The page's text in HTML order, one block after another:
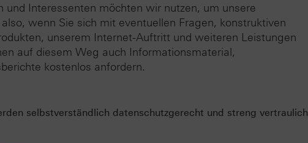
und Interessenten möchten wir nutzen, um unsere
wenn Sie sich mit eventuellen Fragen, konstruktiven
unserem Internet-Auftritt und weiteren Leistungen
auf diesem Weg auch Informationsmaterial,
kostenlos anfordern.
selbstverständlich datenschutzgerecht und streng vertraulich